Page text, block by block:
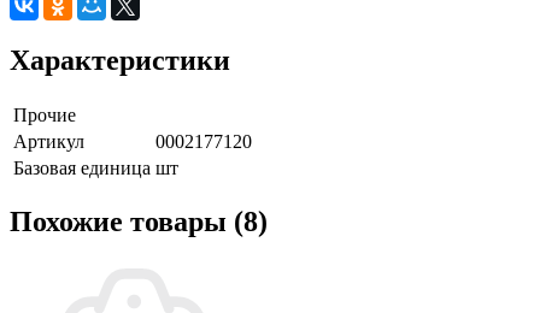
Характеристики
Прочие
Артикул
0002177120
Базовая единица шт
Похожие товары (8)